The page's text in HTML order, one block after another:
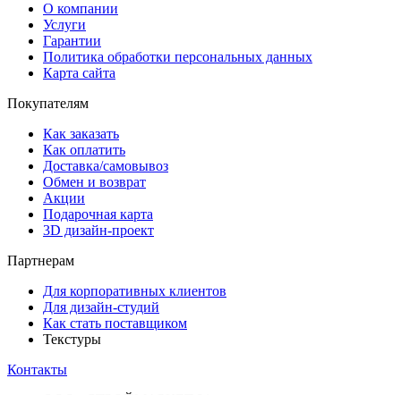
О компании
Услуги
Гарантии
Политика обработки персональных данных
Карта сайта
Покупателям
Как заказать
Как оплатить
Доставка/самовывоз
Обмен и возврат
Акции
Подарочная карта
3D дизайн-проект
Партнерам
Для корпоративных клиентов
Для дизайн-студий
Как стать поставщиком
Текстуры
Контакты